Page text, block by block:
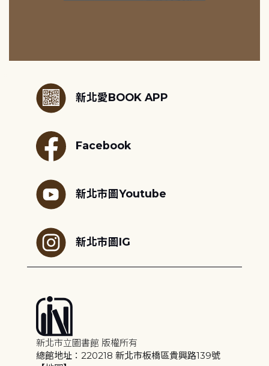
新北愛BOOK APP
Facebook
新北市圖Youtube
新北市圖IG
新北市立圖書館 版權所有
總館地址：220218 新北市板橋區貴興路139號